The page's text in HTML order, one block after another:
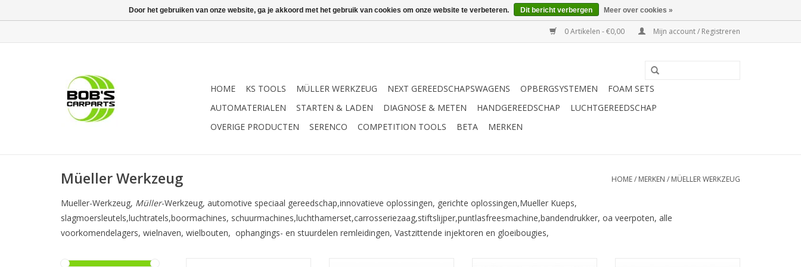
0 Artikelen - €0,00 Mijn account / Registreren
HOME KS TOOLS MÜLLER WERKZEUG NEXT GEREEDSCHAPSWAGENS OPBERGSYSTEMEN
FOAM SETS
AUTOMATERIALEN
STARTEN & LADEN DIAGNOSE & METEN HANDGEREEDSCHAP
LUCHTGEREEDSCHAP
OVERIGE PRODUCTEN
SERENCO COMPETITION TOOLS BETA MERKEN
Müeller Werkzeug HOME/ MERKEN / MÜELLER WERKZEUG
Mueller-Werkzeug, Müller-Werkzeug, automotive speciaal gereedschap,innovatieve oplossingen, gerichte oplossingen,Mueller Kueps,
slagmoersleutels,luchtratels,boormachines, schuurmachines,luchthamerset,carrosseriezaag,stiftslijper,puntlasfreesmachine,bandendrukker, oa veerpoten, alle
voorkomendelagers, wielnaven, wielbouten, ophangings- en stuurdelen remleidingen, Vastzittende injektoren en gloeibougies,
Door het gebruiken van onze website, ga je akkoord met het gebruik van cookies om onze website te verbeteren. Dit bericht verbergen Meer over cookies »